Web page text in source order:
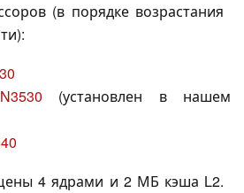
(в порядке возрастания
(установлен в нашем
4 ядрами и 2 МБ кэша L2.